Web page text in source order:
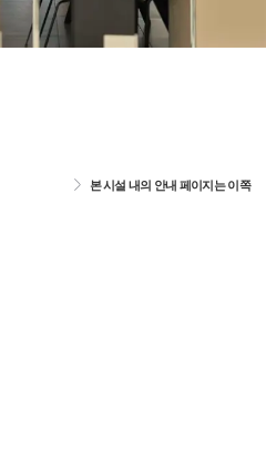
본 시설 내의 안내 페이지는 이쪽